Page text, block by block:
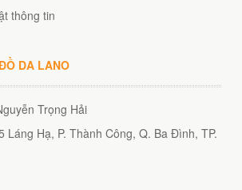
thông tin
DA LANO
Trọng Hải
Láng Hạ, P. Thành Công, Q. Ba Đình, TP.